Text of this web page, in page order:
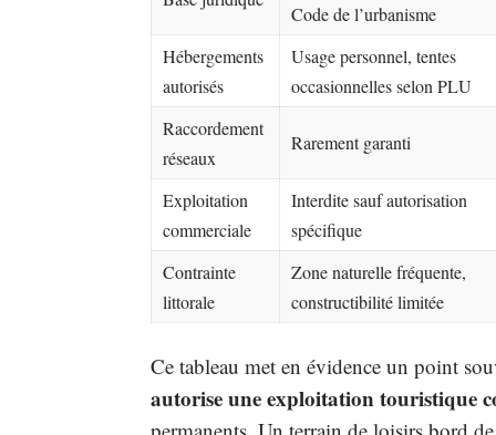
Code de l’urbanisme
Hébergements
autorisés
Usage personnel, tentes
occasionnelles selon PLU
Raccordement
réseaux
Rarement garanti
Exploitation
commerciale
Interdite sauf autorisation
spécifique
Contrainte
littorale
Zone naturelle fréquente,
constructibilité limitée
Ce tableau met en évidence un point
autorise une exploitation touristique